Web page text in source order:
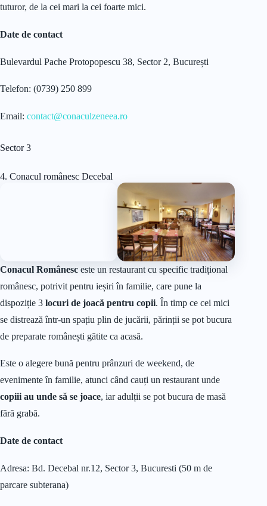
tuturor, de la cei mari la cei foarte mici.
Date de contact
Bulevardul Pache Protopopescu 38, Sector 2, București
Telefon: (0739) 250 899
Email: contact@conaculzeneea.ro
Sector 3
4. Conacul românesc Decebal
Conacul Românesc este un restaurant cu specific tradițional
românesc, potrivit pentru ieșiri în familie, care pune la
dispoziție 3 locuri de joacă pentru copii. În timp ce cei mici
se distrează într-un spațiu plin de jucării, părinții se pot bucura
de preparate românești gătite ca acasă.
Este o alegere bună pentru prânzuri de weekend, de
evenimente în familie, atunci când cauți un restaurant unde
copiii au unde să se joace, iar adulții se pot bucura de masă
fără grabă.
Date de contact
Adresa: Bd. Decebal nr.12, Sector 3, Bucuresti (50 m de
parcare subterana)